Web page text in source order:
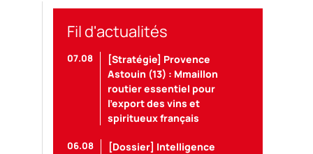
Fil d'actualités
07.08
[Stratégie] Provence
Astouin (13) : Mmaillon
routier essentiel pour
l’export des vins et
spiritueux français
06.08
[Dossier] Intelligence